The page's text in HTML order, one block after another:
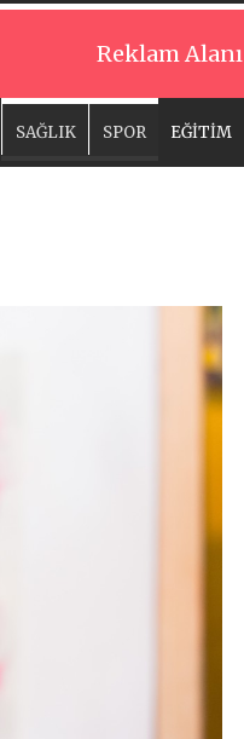
Reklam Alanı
SAĞLIK SPOR EĞİTİM